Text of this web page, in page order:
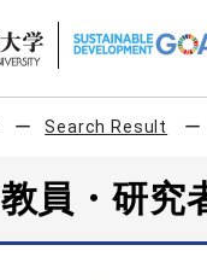
Search Result
教員・研